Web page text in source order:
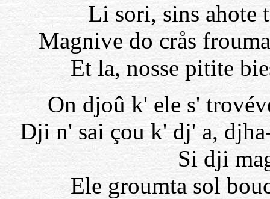
Li sori, sins ahote
Magnive do crås
Et la, nosse pitite
On djoû k' ele s'
Dji n' sai çou k' dj' a,
Si dji
Ele groumta sol